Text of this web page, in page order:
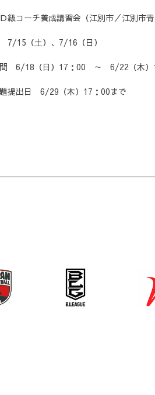
Ｄ級コーチ養成講習会（江別市／江別市
7/15（土）、7/16（日）
6/18（日）17：00 ～ 6/22（木）
提出日 6/29（木）17：00まで